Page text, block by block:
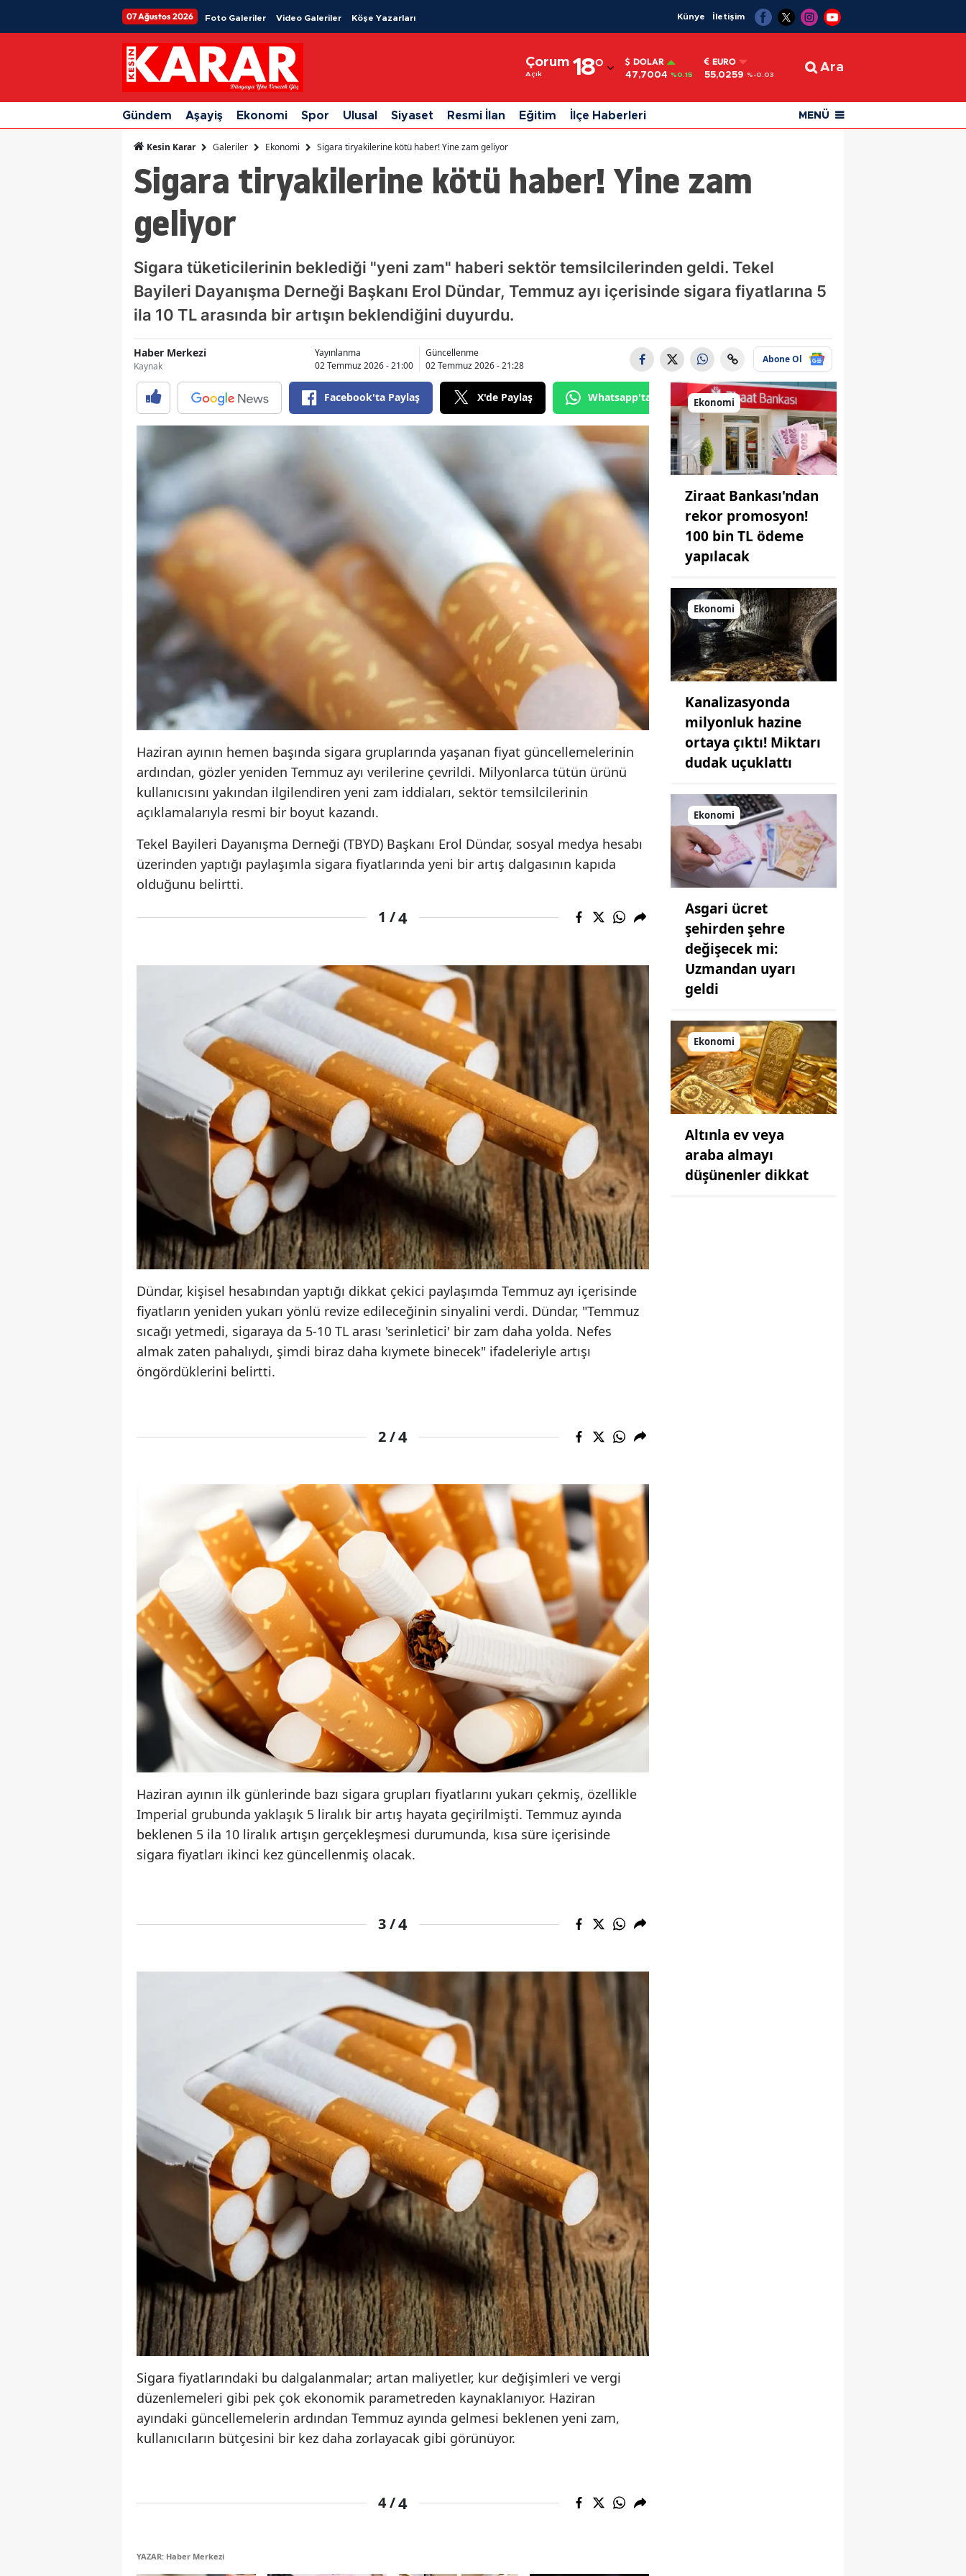
07 Ağustos 2026 Foto Galeriler Video Galeriler Köşe Yazarları Künye İletişim
Çorum
Açık 18°
Adıyaman
Afyonkarahisar
Ağrı
Ankara
Aydın
Bilecik
Bolu
Çanakkale
Çorum
Denizli
Diyarbakır
Edirne
Erzurum
Eskişehir
Giresun
Gümüşhane
İstanbul
İzmir
Kastamonu
Kayseri
Kırklareli
Kırşehir
Kocaeli
Konya
Malatya
Manisa
Nevşehir
Niğde
Ordu
Rize
Sakarya
Samsun
Sinop
Sivas
Tekirdağ
Trabzon
Tunceli
Van
Zonguldak
Aksaray
Karaman
Kırıkkale
Batman
Şırnak
Bartın
Ardahan
Iğdır
Yalova
Karabük
Kilis
Osmaniye
Düzce
DOLAR
47,7004 %0.15
EURO
55,0259 %-0.03
Ara
Gündem Aşayiş Ekonomi Spor Ulusal Siyaset Resmi İlan Eğitim İlçe Haberleri MENÜ
Kesin Karar Galeriler Ekonomi Sigara tiryakilerine kötü haber! Yine zam geliyor
Sigara tiryakilerine kötü haber! Yine zam
geliyor
Sigara tüketicilerinin beklediği "yeni zam" haberi sektör temsilcilerinden geldi. Tekel
Bayileri Dayanışma Derneği Başkanı Erol Dündar, Temmuz ayı içerisinde sigara fiyatlarına 5
ila 10 TL arasında bir artışın beklendiğini duyurdu.
Haber Merkezi
Kaynak
Yayınlanma
02 Temmuz 2026 - 21:00
Güncellenme
02 Temmuz 2026 - 21:28
Abone Ol
Facebook'ta Paylaş X'de Paylaş Whatsapp'tan Gönder
Haziran ayının hemen başında sigara gruplarında yaşanan fiyat güncellemelerinin
ardından, gözler yeniden Temmuz ayı verilerine çevrildi. Milyonlarca tütün ürünü
kullanıcısını yakından ilgilendiren yeni zam iddiaları, sektör temsilcilerinin
açıklamalarıyla resmi bir boyut kazandı.
Tekel Bayileri Dayanışma Derneği (TBYD) Başkanı Erol Dündar, sosyal medya hesabı
üzerinden yaptığı paylaşımla sigara fiyatlarında yeni bir artış dalgasının kapıda
olduğunu belirtti.
1 /4
Dündar, kişisel hesabından yaptığı dikkat çekici paylaşımda Temmuz ayı içerisinde
fiyatların yeniden yukarı yönlü revize edileceğinin sinyalini verdi. Dündar, "Temmuz
sıcağı yetmedi, sigaraya da 5-10 TL arası 'serinletici' bir zam daha yolda. Nefes
almak zaten pahalıydı, şimdi biraz daha kıymete binecek" ifadeleriyle artışı
öngördüklerini belirtti.
2 /4
Haziran ayının ilk günlerinde bazı sigara grupları fiyatlarını yukarı çekmiş, özellikle
Imperial grubunda yaklaşık 5 liralık bir artış hayata geçirilmişti. Temmuz ayında
beklenen 5 ila 10 liralık artışın gerçekleşmesi durumunda, kısa süre içerisinde
sigara fiyatları ikinci kez güncellenmiş olacak.
3 /4
Sigara fiyatlarındaki bu dalgalanmalar; artan maliyetler, kur değişimleri ve vergi
düzenlemeleri gibi pek çok ekonomik parametreden kaynaklanıyor. Haziran
ayındaki güncellemelerin ardından Temmuz ayında gelmesi beklenen yeni zam,
kullanıcıların bütçesini bir kez daha zorlayacak gibi görünüyor.
4 /4
YAZAR: Haber Merkezi
Ekonomi
Ziraat Bankası'ndan
rekor promosyon!
100 bin TL ödeme
yapılacak
Ekonomi
Kanalizasyonda
milyonluk hazine
ortaya çıktı! Miktarı
dudak uçuklattı
Ekonomi
Asgari ücret
şehirden şehre
değişecek mi:
Uzmandan uyarı
geldi
Ekonomi
Altınla ev veya
araba almayı
düşünenler dikkat